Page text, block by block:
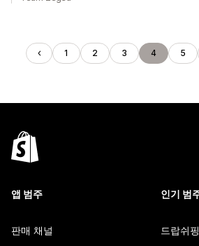
1 2 3 4 5
앱 범주
판매 채널
인기 범
드랍쉬핑